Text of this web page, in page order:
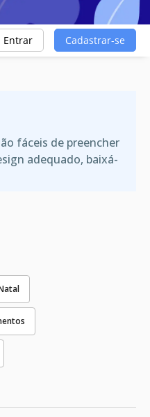
Entrar Cadastrar-se
fáceis de preencher
adequado, baixá-